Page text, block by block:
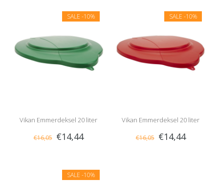
SALE -10%
Vikan Emmerdeksel 20 liter
Groen
€16,05 €14,44
SALE -10%
Vikan Emmerdeksel 20 liter
Rood
€16,05 €14,44
SALE -10%